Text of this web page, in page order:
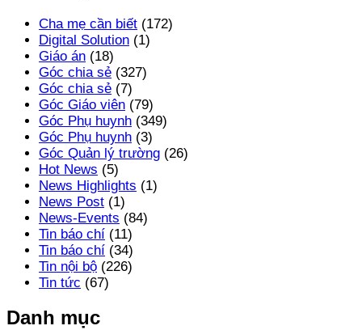
Cha mẹ cần biết (172)
Digital Solution (1)
Giáo án (18)
Góc chia sẻ (327)
Góc chia sẻ (7)
Góc Giáo viên (79)
Góc Phụ huynh (349)
Góc Phụ huynh (3)
Góc Quản lý trường (26)
Hot News (5)
News Highlights (1)
News Post (1)
News-Events (84)
Tin báo chí (11)
Tin báo chí (34)
Tin nội bộ (226)
Tin tức (67)
Danh mục